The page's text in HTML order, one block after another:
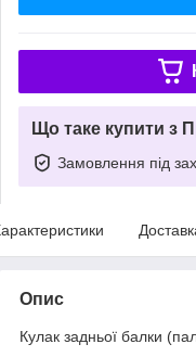
Що таке купити з
Замовлення під
Опис
Кулак задньої балки